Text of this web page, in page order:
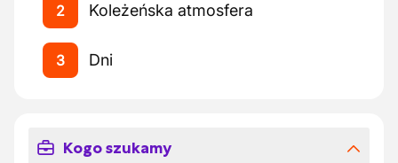
2 Koleżeńska atmosfera
3 Dni
Kogo szukamy